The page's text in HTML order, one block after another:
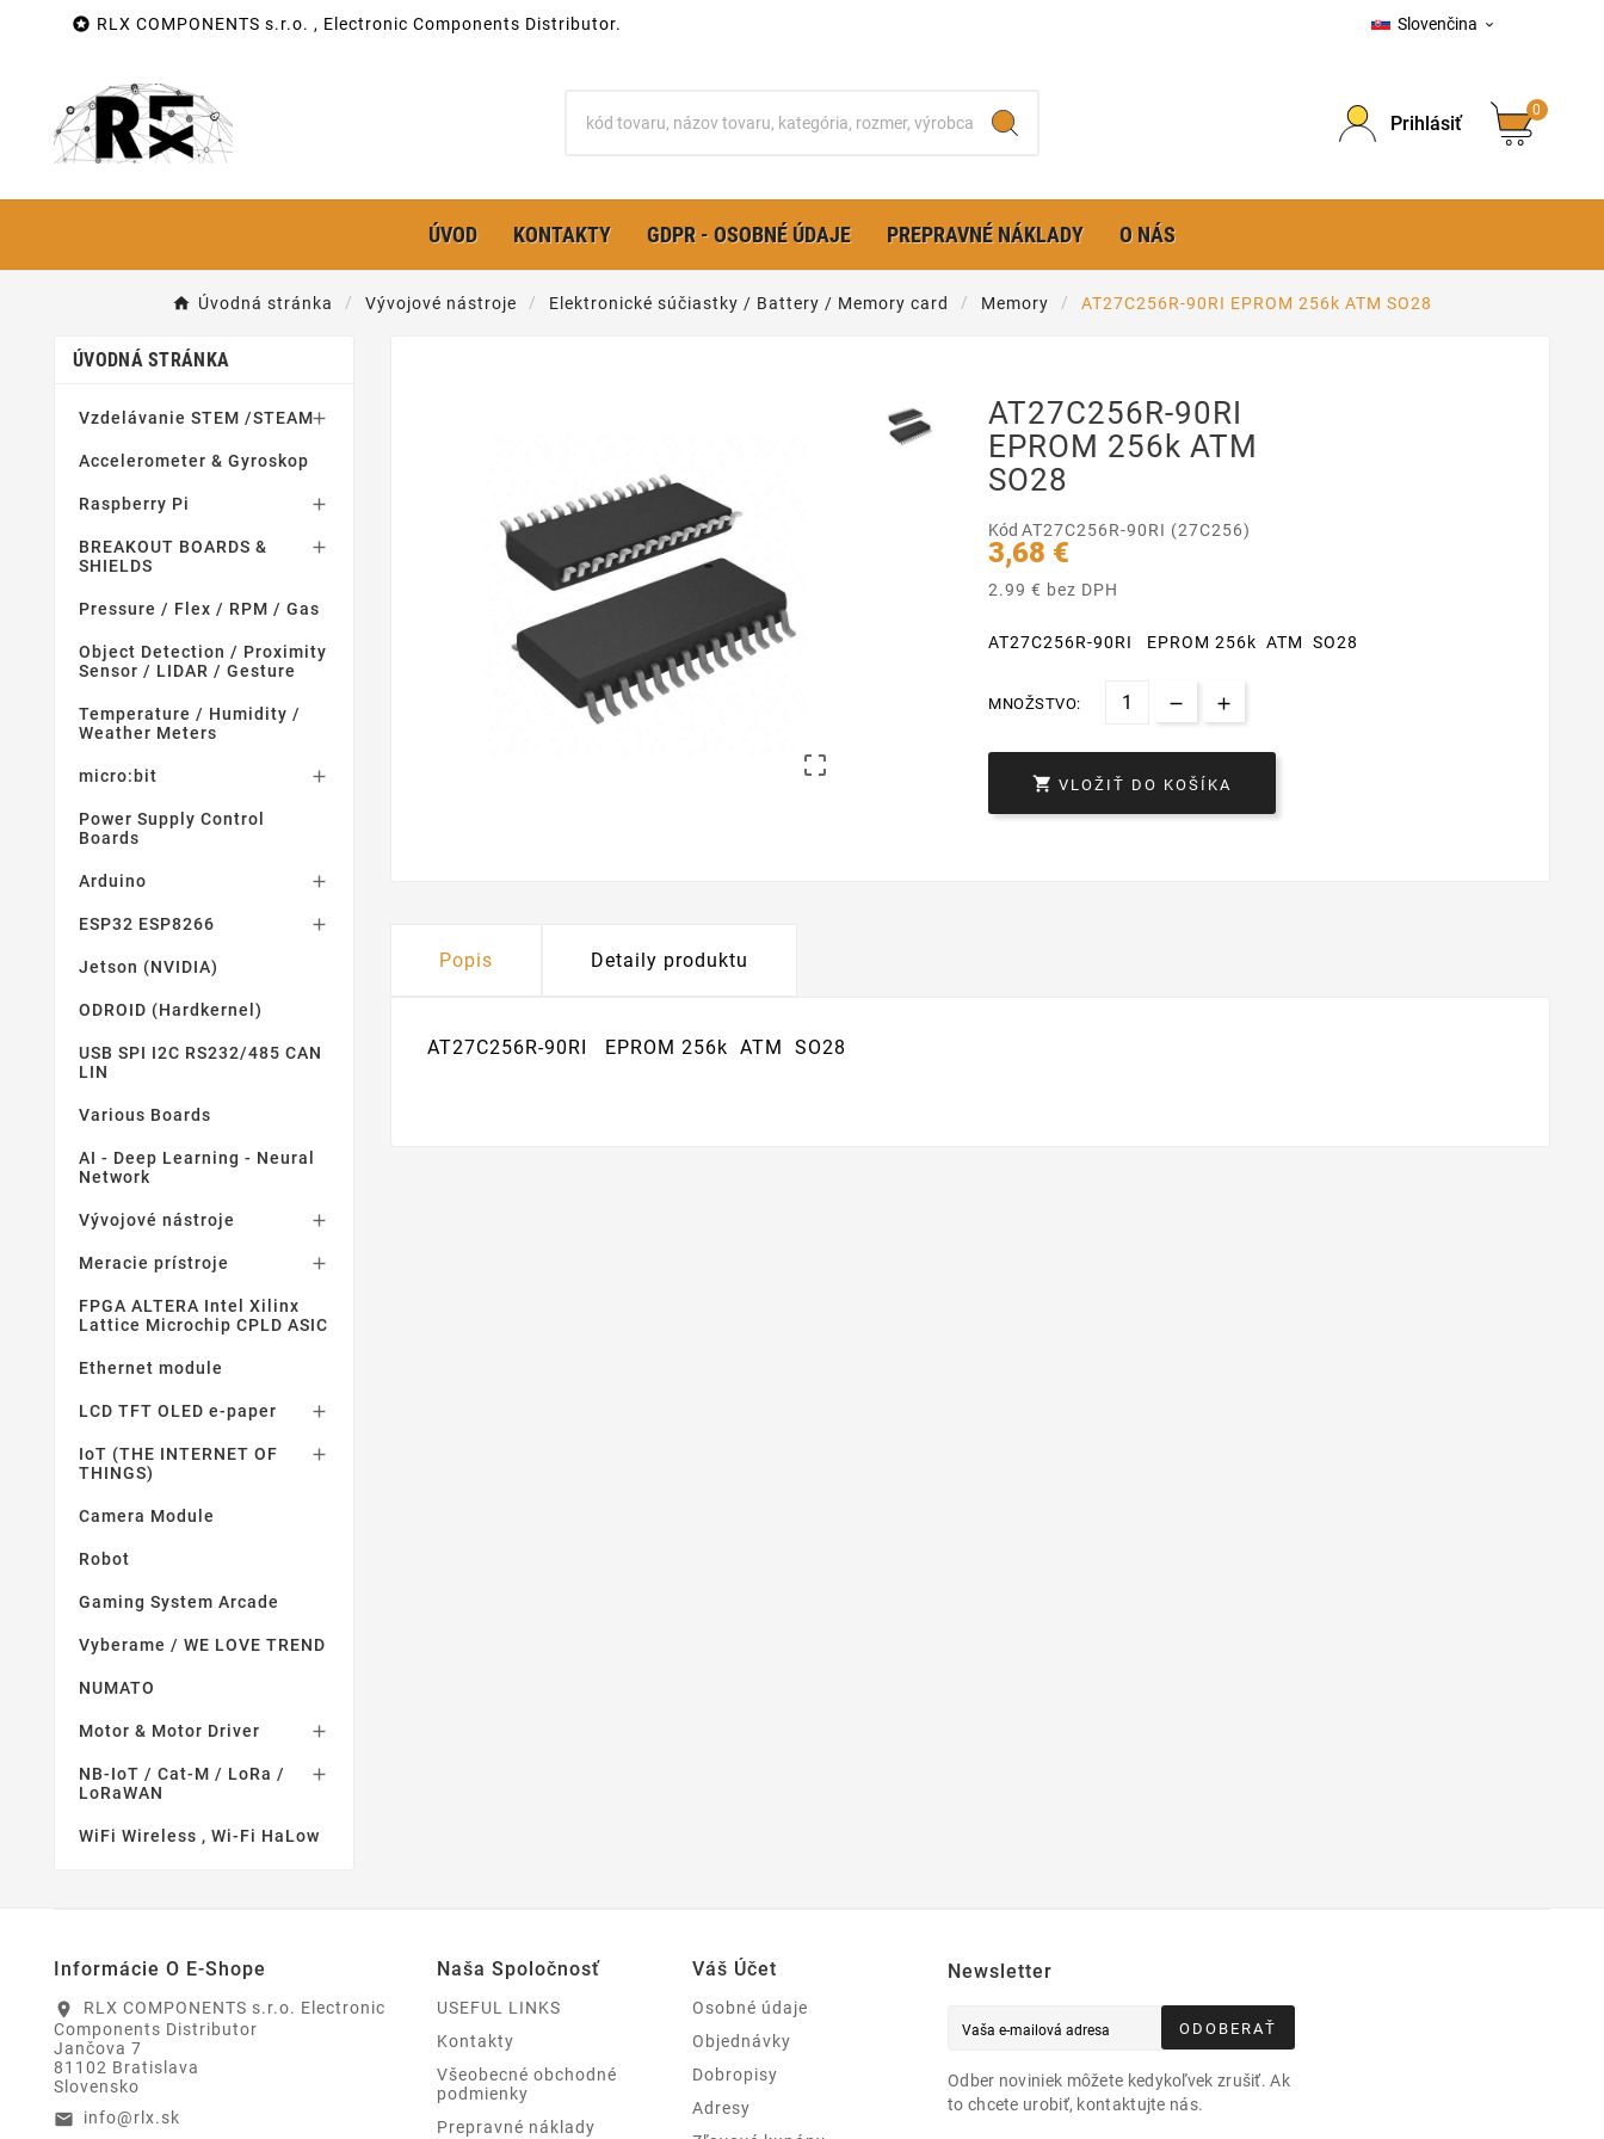
 RLX COMPONENTS s.r.o. , Electronic Components Distributor. Slovenčina 
Prihlásiť
0
ÚVOD KONTAKTY GDPR - OSOBNÉ ÚDAJE PREPRAVNÉ NÁKLADY O NÁS
Úvodná stránka Vývojové nástroje Elektronické súčiastky / Battery / Memory card Memory AT27C256R-90RI EPROM 256k ATM SO28
ÚVODNÁ STRÁNKA
Vzdelávanie STEM /STEAM
Accelerometer & Gyroskop
Raspberry Pi 
BREAKOUT BOARDS &
SHIELDS

Pressure / Flex / RPM / Gas
Object Detection / Proximity
Sensor / LIDAR / Gesture
Temperature / Humidity /
Weather Meters
micro:bit 
Power Supply Control
Boards
Arduino 
ESP32 ESP8266 
Jetson (NVIDIA)
ODROID (Hardkernel)
USB SPI I2C RS232/485 CAN
LIN
Various Boards
AI - Deep Learning - Neural
Network
Vývojové nástroje 
Meracie prístroje 
FPGA ALTERA Intel Xilinx
Lattice Microchip CPLD ASIC
Ethernet module
LCD TFT OLED e-paper 
IoT (THE INTERNET OF
THINGS)

Camera Module
Robot
Gaming System Arcade
Vyberame / WE LOVE TREND
NUMATO
Motor & Motor Driver 
NB-IoT / Cat-M / LoRa /
LoRaWAN

WiFi Wireless , Wi-Fi HaLow

AT27C256R-90RI
EPROM 256k ATM
SO28
KódAT27C256R-90RI (27C256)
3,68 €
2.99 € bez DPH
AT27C256R-90RI EPROM 256k ATM SO28
MNOŽSTVO:
 VLOŽIŤ DO KOŠÍKA
Popis Detaily produktu
AT27C256R-90RI EPROM 256k ATM SO28
Informácie O E-Shope
location_on
RLX COMPONENTS s.r.o. Electronic
Components Distributor
Jančova 7
81102 Bratislava
Slovensko
email info@rlx.sk
Naša Spoločnosť
USEFUL LINKS
Kontakty
Všeobecné obchodné
podmienky
Prepravné náklady
Váš Účet
Osobné údaje
Objednávky
Dobropisy
Adresy
Newsletter
ODOBERAŤ
Odber noviniek môžete kedykoľvek zrušiť. Ak
to chcete urobiť, kontaktujte nás.